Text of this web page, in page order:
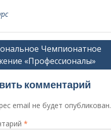
Чемпионатное
«Профессионалы»
комментарий
email не будет опубликован.
*